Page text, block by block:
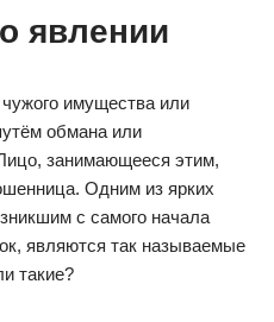
явлении
имущества или
обмана или
занимающееся этим,
Одним из ярких
с самого начала
являются так называемые
такие?